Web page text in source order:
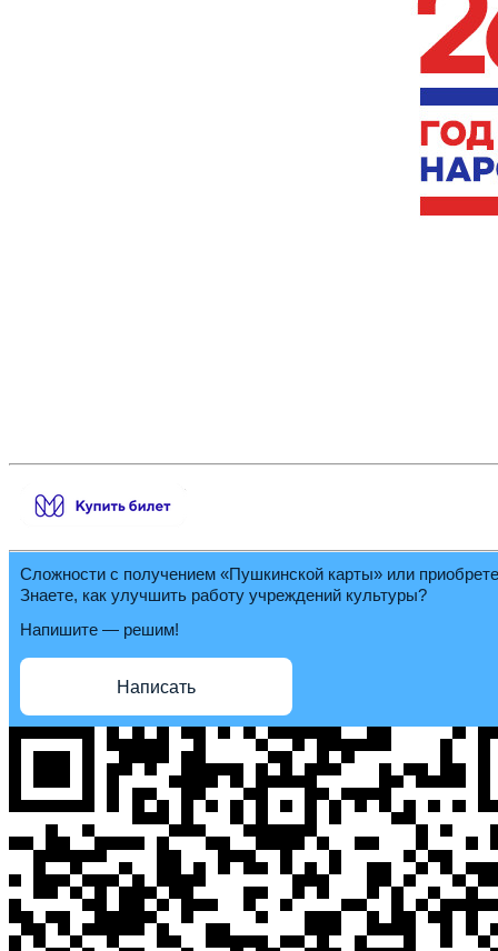
Сложности с получением «Пушкинской карты» или
Знаете, как улучшить работу учреждений культуры?
Напишите — решим!
Написать